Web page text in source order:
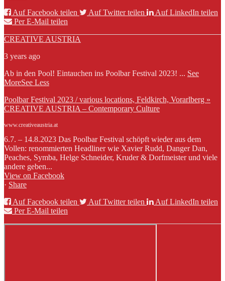
Auf Facebook teilen
Auf Twitter teilen
Auf LinkedIn teilen
Per E-Mail teilen
CREATIVE AUSTRIA
3 years ago
Ab in den Pool! Eintauchen ins Poolbar Festival 2023! ... See
MoreSee Less
Poolbar Festival 2023 / various locations, Feldkirch, Vorarlberg »
CREATIVE AUSTRIA – Contemporary Culture
www.creativeaustria.at
6.7. – 14.8.2023 Das Poolbar Festival schöpft wieder aus dem
Vollen: renommierten Headliner wie Xavier Rudd, Danger Dan,
Peaches, Symba, Helge Schneider, Kruder & Dorfmeister und viele
andere geben...
View on Facebook
· Share
Auf Facebook teilen
Auf Twitter teilen
Auf LinkedIn teilen
Per E-Mail teilen